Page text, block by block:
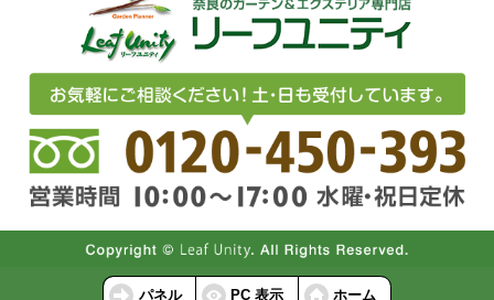
パネル PC 表示 ホーム